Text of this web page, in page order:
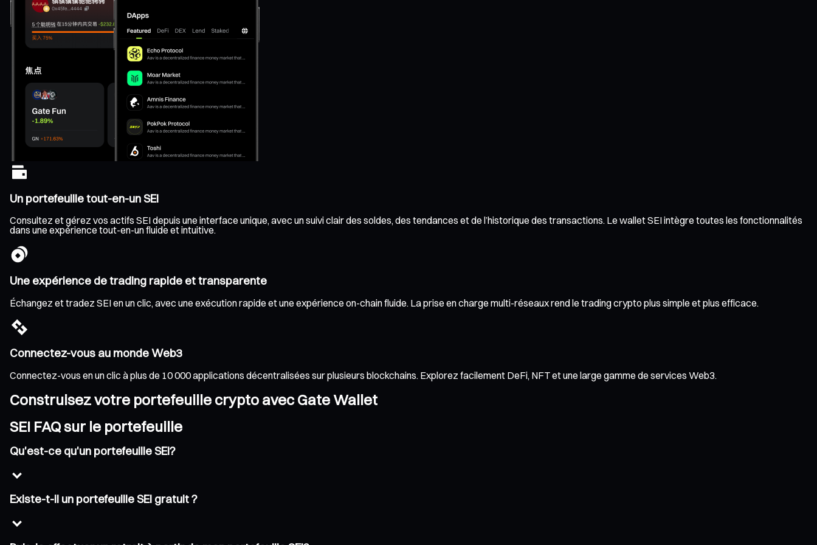
Un portefeuille tout-en-un SEI
Consultez et gérez vos actifs SEI depuis une interface unique, avec un suivi clair des soldes, des tendances et de l’historique des transactions. Le wallet SEI intègre toutes les fonctionnalités
dans une expérience tout-en-un fluide et intuitive.
Une expérience de trading rapide et transparente
Échangez et tradez SEI en un clic, avec une exécution rapide et une expérience on-chain fluide. La prise en charge multi-réseaux rend le trading crypto plus simple et plus efficace.
Connectez-vous au monde Web3
Connectez-vous en un clic à plus de 10 000 applications décentralisées sur plusieurs blockchains. Explorez facilement DeFi, NFT et une large gamme de services Web3.
Construisez votre portefeuille crypto avec Gate Wallet
SEI FAQ sur le portefeuille
Qu'est-ce qu'un portefeuille SEI?
Existe-t-il un portefeuille SEI gratuit ?